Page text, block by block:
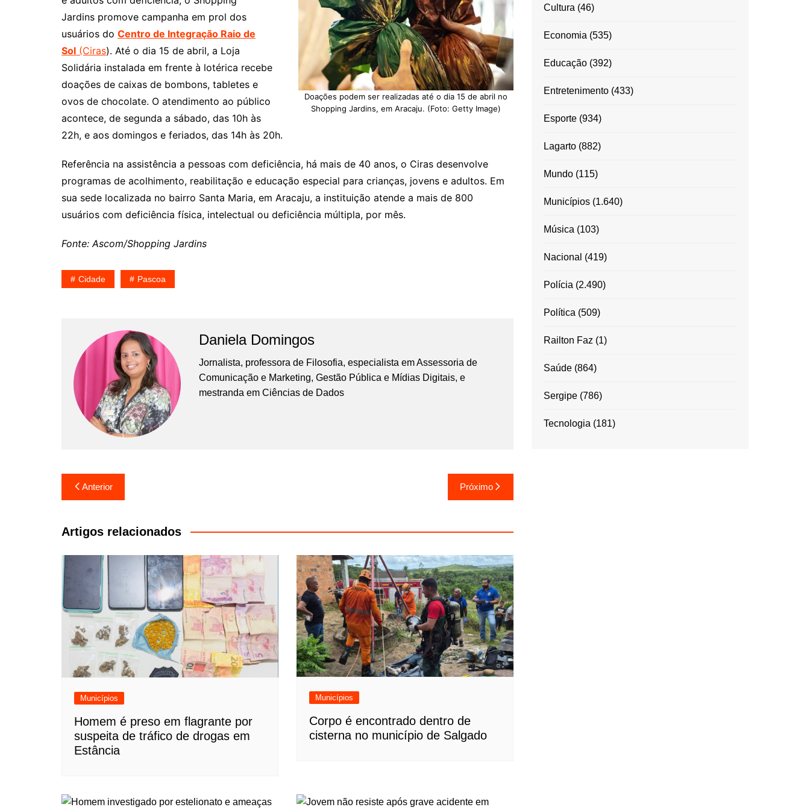
Doações podem ser realizadas até o dia 15 de abril no
Shopping Jardins, em Aracaju. (Foto: Getty Image)
Jardins promove campanha em prol dos
usuários do Centro de Integração Raio de
Sol (Ciras). Até o dia 15 de abril, a Loja
Solidária instalada em frente à lotérica recebe
doações de caixas de bombons, tabletes e
ovos de chocolate. O atendimento ao público
acontece, de segunda a sábado, das 10h às
22h, e aos domingos e feriados, das 14h às 20h.
Referência na assistência a pessoas com deficiência, há mais de 40 anos, o Ciras desenvolve
programas de acolhimento, reabilitação e educação especial para crianças, jovens e adultos. Em
sua sede localizada no bairro Santa Maria, em Aracaju, a instituição atende a mais de 800
usuários com deficiência física, intelectual ou deficiência múltipla, por mês.
Fonte: Ascom/Shopping Jardins
Cidade Pascoa
Daniela Domingos
Jornalista, professora de Filosofia, especialista em Assessoria de
Comunicação e Marketing, Gestão Pública e Mídias Digitais, e
mestranda em Ciências de Dados
Navegação
de
Post
Anterior Próximo
Artigos relacionados
Municípios
Homem é preso em flagrante por
suspeita de tráfico de drogas em
Estância
Municípios
Corpo é encontrado dentro de
cisterna no município de Salgado
Cultura (46)
Economia (535)
Educação (392)
Entretenimento (433)
Esporte (934)
Lagarto (882)
Mundo (115)
Municípios (1.640)
Música (103)
Nacional (419)
Polícia (2.490)
Política (509)
Railton Faz (1)
Saúde (864)
Sergipe (786)
Tecnologia (181)